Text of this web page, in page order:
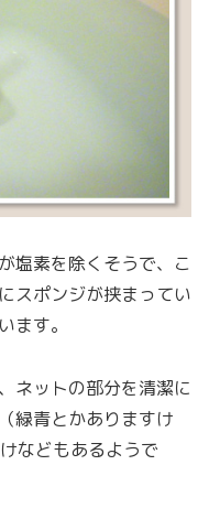
塩素を除くそうで、こ
スポンジが挟まってい
ます。
ネットの部分を清潔に
緑青とかありますけ
などもあるようで